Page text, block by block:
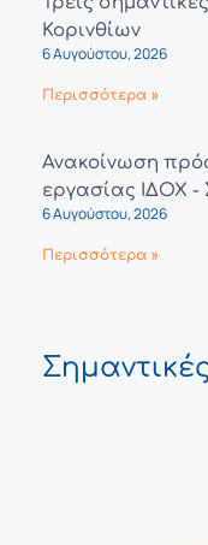
Κορινθίων
6 Αυγούστου, 2026
Περισσότερα »
Ανακοίνωση
εργασίας ΙΔΟΧ -
6 Αυγούστου, 2026
Περισσότερα »